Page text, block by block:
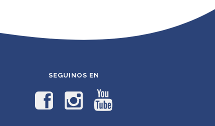
SEGUINOS EN